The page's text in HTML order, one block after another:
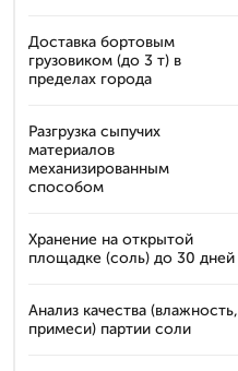
Доставка бортовым
грузовиком (до 3 т) в
пределах города
Разгрузка сыпучих
материалов
механизированным
способом
Хранение на открытой
площадке (соль) до 30 дней
Анализ качества (влажность,
примеси) партии соли